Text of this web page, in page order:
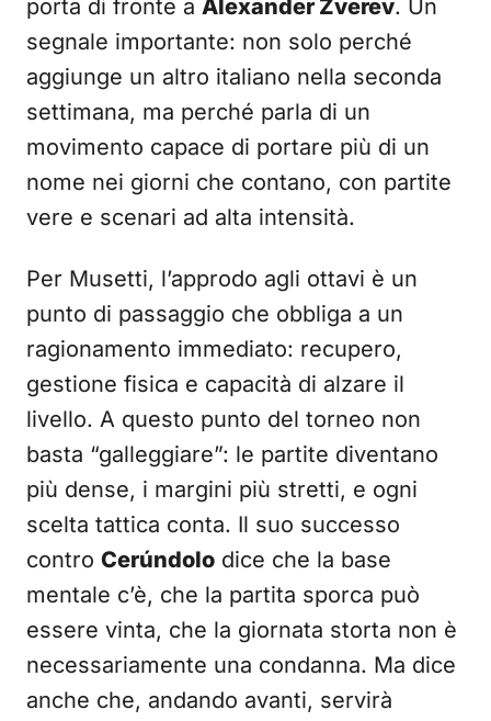
porta di fronte a Alexander Zverev. Un
segnale importante: non solo perché
aggiunge un altro italiano nella seconda
settimana, ma perché parla di un
movimento capace di portare più di un
nome nei giorni che contano, con partite
vere e scenari ad alta intensità.
Per Musetti, l’approdo agli ottavi è un
punto di passaggio che obbliga a un
ragionamento immediato: recupero,
gestione fisica e capacità di alzare il
livello. A questo punto del torneo non
basta “galleggiare”: le partite diventano
più dense, i margini più stretti, e ogni
scelta tattica conta. Il suo successo
contro Cerúndolo dice che la base
mentale c’è, che la partita sporca può
essere vinta, che la giornata storta non è
necessariamente una condanna. Ma dice
anche che, andando avanti, servirà